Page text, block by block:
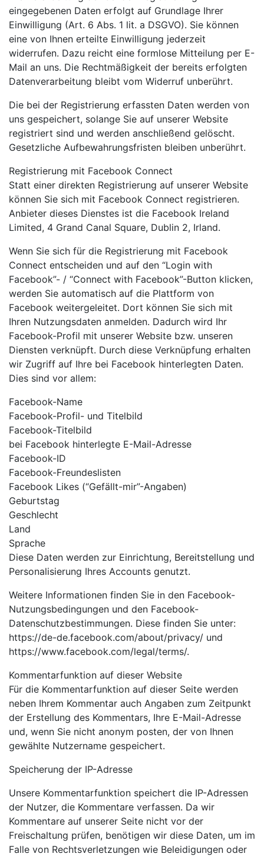
eingegebenen Daten erfolgt auf Grundlage Ihrer
Einwilligung (Art. 6 Abs. 1 lit. a DSGVO). Sie können
eine von Ihnen erteilte Einwilligung jederzeit
widerrufen. Dazu reicht eine formlose Mitteilung per E-
Mail an uns. Die Rechtmäßigkeit der bereits erfolgten
Datenverarbeitung bleibt vom Widerruf unberührt.
Die bei der Registrierung erfassten Daten werden von
uns gespeichert, solange Sie auf unserer Website
registriert sind und werden anschließend gelöscht.
Gesetzliche Aufbewahrungsfristen bleiben unberührt.
Registrierung mit Facebook Connect
Statt einer direkten Registrierung auf unserer Website
können Sie sich mit Facebook Connect registrieren.
Anbieter dieses Dienstes ist die Facebook Ireland
Limited, 4 Grand Canal Square, Dublin 2, Irland.
Wenn Sie sich für die Registrierung mit Facebook
Connect entscheiden und auf den “Login with
Facebook”- / “Connect with Facebook”-Button klicken,
werden Sie automatisch auf die Plattform von
Facebook weitergeleitet. Dort können Sie sich mit
Ihren Nutzungsdaten anmelden. Dadurch wird Ihr
Facebook-Profil mit unserer Website bzw. unseren
Diensten verknüpft. Durch diese Verknüpfung erhalten
wir Zugriff auf Ihre bei Facebook hinterlegten Daten.
Dies sind vor allem:
Facebook-Name
Facebook-Profil- und Titelbild
Facebook-Titelbild
bei Facebook hinterlegte E-Mail-Adresse
Facebook-ID
Facebook-Freundeslisten
Facebook Likes (“Gefällt-mir”-Angaben)
Geburtstag
Geschlecht
Land
Sprache
Diese Daten werden zur Einrichtung, Bereitstellung und
Personalisierung Ihres Accounts genutzt.
Weitere Informationen finden Sie in den Facebook-
Nutzungsbedingungen und den Facebook-
Datenschutzbestimmungen. Diese finden Sie unter:
https://de-de.facebook.com/about/privacy/ und
https://www.facebook.com/legal/terms/.
Kommentarfunktion auf dieser Website
Für die Kommentarfunktion auf dieser Seite werden
neben Ihrem Kommentar auch Angaben zum Zeitpunkt
der Erstellung des Kommentars, Ihre E-Mail-Adresse
und, wenn Sie nicht anonym posten, der von Ihnen
gewählte Nutzername gespeichert.
Speicherung der IP-Adresse
Unsere Kommentarfunktion speichert die IP-Adressen
der Nutzer, die Kommentare verfassen. Da wir
Kommentare auf unserer Seite nicht vor der
Freischaltung prüfen, benötigen wir diese Daten, um im
Falle von Rechtsverletzungen wie Beleidigungen oder